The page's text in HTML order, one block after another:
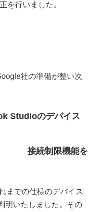
を行いました。
社の準備が整い次
Studioのデバイス
機能を
までの仕様のデバイス
明いたしました。その